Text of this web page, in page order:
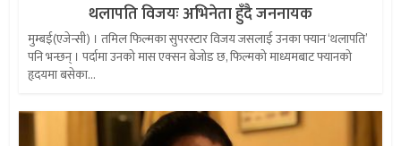
थलापति विजयः अभिनेता हुँदै जननायक
मुम्बई(एजेन्सी) । तमिल फिल्मका सुपरस्टार विजय जसलाई उनका फ्यान ‘थलापति’
पनि भन्छन् । पर्दामा उनको मास एक्सन बेजोड छ, फिल्मको माध्यमबाट फ्यानको
हृदयमा बसेका...